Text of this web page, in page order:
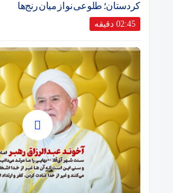
کردستان؛ طلوعی نو از میان رنج‌ها
02:45 دقیقه